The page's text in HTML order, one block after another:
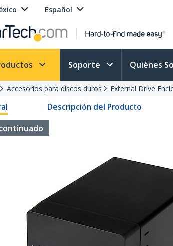
Español
Soporte Quiénes
Accesorios para discos duros External Drive
Descripción del Producto